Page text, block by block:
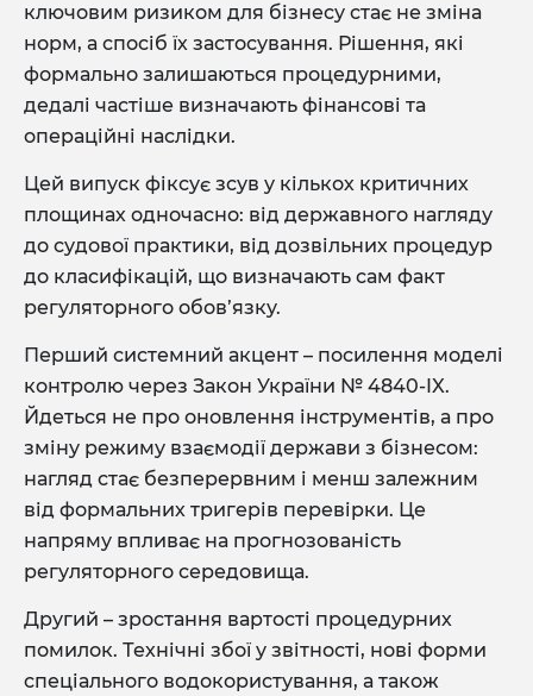
ключовим ризиком для бізнесу стає не зміна
норм, а спосіб їх застосування. Рішення, які
формально залишаються процедурними,
дедалі частіше визначають фінансові та
операційні наслідки.
Цей випуск фіксує зсув у кількох критичних
площинах одночасно: від державного нагляду
до судової практики, від дозвільних процедур
до класифікацій, що визначають сам факт
регуляторного обов’язку.
Перший системний акцент – посилення моделі
контролю через Закон України № 4840-IX.
Йдеться не про оновлення інструментів, а про
зміну режиму взаємодії держави з бізнесом:
нагляд стає безперервним і менш залежним
від формальних тригерів перевірки. Це
напряму впливає на прогнозованість
регуляторного середовища.
Другий – зростання вартості процедурних
помилок. Технічні збої у звітності, нові форми
спеціального водокористування, а також